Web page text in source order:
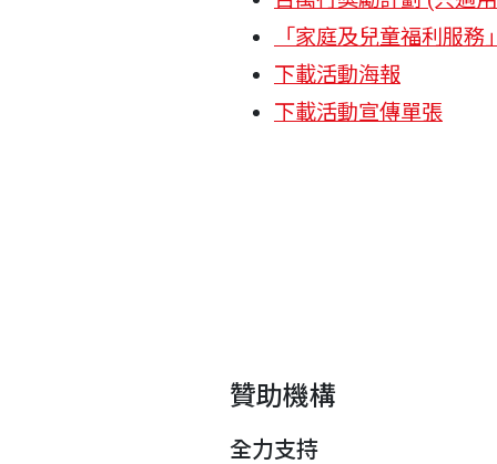
「家庭及兒童福利服務
下載活動海報
下載活動宣傳單張
贊助機構
全力支持